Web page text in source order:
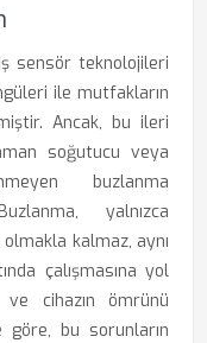
sensör teknolojileri
ile mutfakların
Ancak, bu ileri
soğutucu veya
buzlanma
yalnızca
kalmaz, aynı
çalışmasına yol
cihazın ömrünü
göre, bu sorunların